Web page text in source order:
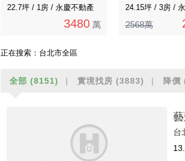
22.7坪 / 1房 / 永慶不動產
3480 萬
24.15坪 / 3房 /
2568萬
正在搜索： 台北市全區
全部 (8151) 實境找房 (3883) 降價
台